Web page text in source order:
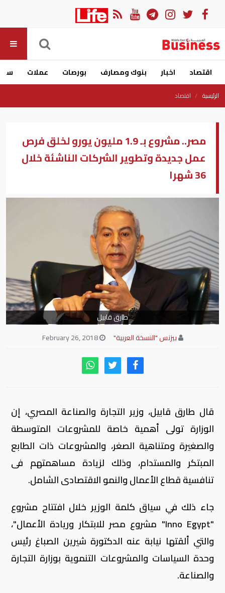
اقتصاد اخبار بنوك ومصارف بورصات عملات
الرئيسية اقتصاد
مصر.. مشروع بـ 1.9 مليون يورو لخلق فرص
عمل جديدة وتطوير الشركات الناشئة خلال
36 شهرا
طارق قابيل
بيزنس "النسخة العربية"
February 26, 2018
قال طارق قابيل، وزير التجارة والصناعة المصري، إن
الوزارة تولى أهمية خاصة للمشروعات المتوسطة
والصغيرة ومتناهية الصغر، والمشروعات ذات الطابع
المبتكر والمستدام، وذلك لزيادة مساهمتهم فى
تنافسية قطاع الأعمال والنمو الاقتصادى الشامل.
جاء ذلك في سياق كلمة الوزير خلال افتتاح مشروع
"Inno Egypt" مشروع مصر للابتكار وريادة الأعمال"،
والتي ألقتها نيابة عنه الدكتورة شيرين الصباغ رئيس
وحدة السياسات والمشروعات التنموية بوزارة التجارة
والصناعة.